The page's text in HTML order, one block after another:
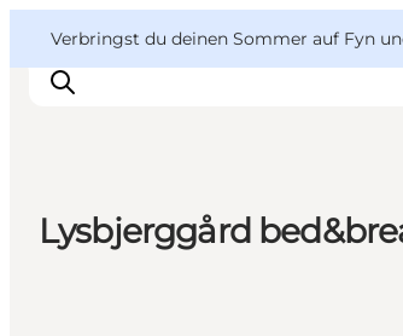
Verbringst du deinen Sommer auf Fyn
VisitFyn
Deutsch
Lysbjerggård